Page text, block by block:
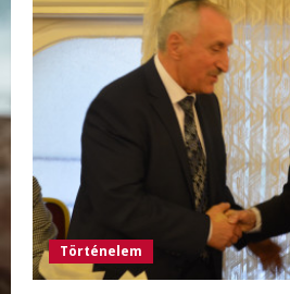
Történelem